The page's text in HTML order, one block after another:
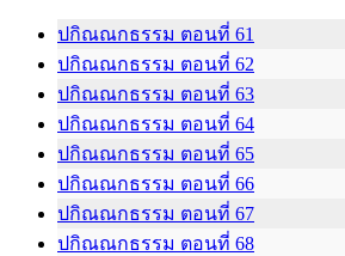
ปกิณณกธรรม ตอนที่ 61
ปกิณณกธรรม ตอนที่ 62
ปกิณณกธรรม ตอนที่ 63
ปกิณณกธรรม ตอนที่ 64
ปกิณณกธรรม ตอนที่ 65
ปกิณณกธรรม ตอนที่ 66
ปกิณณกธรรม ตอนที่ 67
ปกิณณกธรรม ตอนที่ 68